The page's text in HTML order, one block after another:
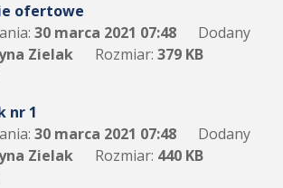
ofertowe
30 marca 2021 07:48
Dodany
Zielak Rozmiar: 379 KB
nr 1
30 marca 2021 07:48
Dodany
Zielak Rozmiar: 440 KB